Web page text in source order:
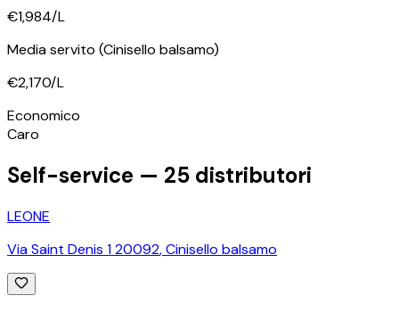
€1,984/L
Media servito (Cinisello balsamo)
€2,170/L
Economico
Caro
Self-service — 25 distributori
LEONE
Via Saint Denis 1 20092,Cinisello balsamo